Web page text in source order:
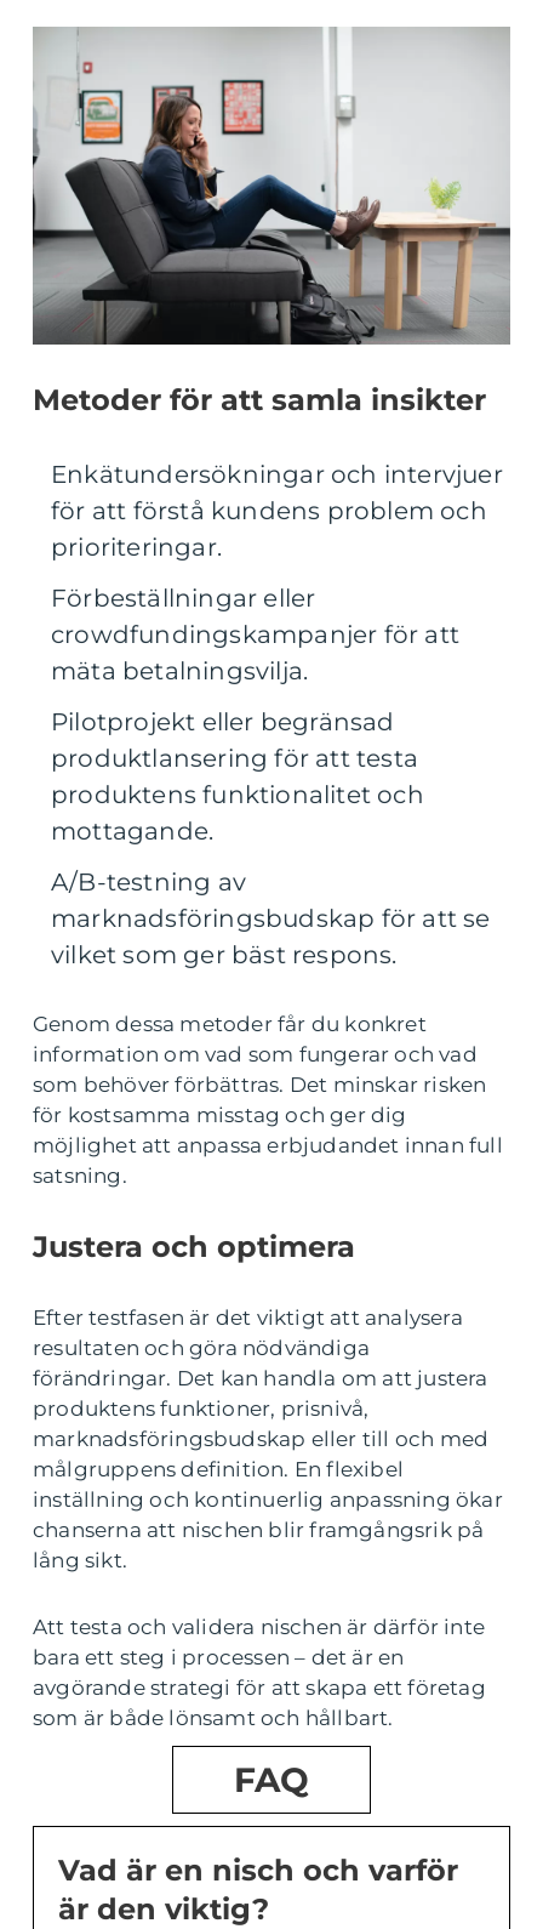
Metoder för att samla insikter
Enkätundersökningar och intervjuer
för att förstå kundens problem och
prioriteringar.
Förbeställningar eller
crowdfundingskampanjer för att
mäta betalningsvilja.
Pilotprojekt eller begränsad
produktlansering för att testa
produktens funktionalitet och
mottagande.
A/B-testning av
marknadsföringsbudskap för att se
vilket som ger bäst respons.
Genom dessa metoder får du konkret
information om vad som fungerar och vad
som behöver förbättras. Det minskar risken
för kostsamma misstag och ger dig
möjlighet att anpassa erbjudandet innan full
satsning.
Justera och optimera
Efter testfasen är det viktigt att analysera
resultaten och göra nödvändiga
förändringar. Det kan handla om att justera
produktens funktioner, prisnivå,
marknadsföringsbudskap eller till och med
målgruppens definition. En flexibel
inställning och kontinuerlig anpassning ökar
chanserna att nischen blir framgångsrik på
lång sikt.
Att testa och validera nischen är därför inte
bara ett steg i processen – det är en
avgörande strategi för att skapa ett företag
som är både lönsamt och hållbart.
FAQ
Vad är en nisch och varför
är den viktig?